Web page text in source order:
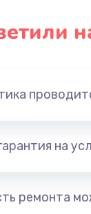
на
ремонта